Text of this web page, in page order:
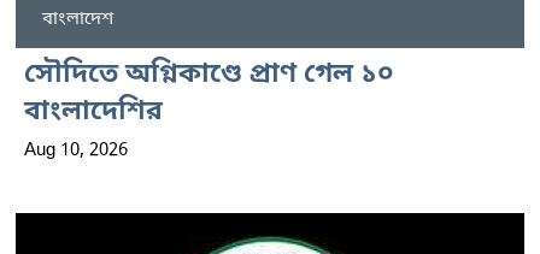
বাংলাদেশ
সৌদিতে অগ্নিকাণ্ডে প্রাণ গেল ১০
বাংলাদেশির
Aug 10, 2026